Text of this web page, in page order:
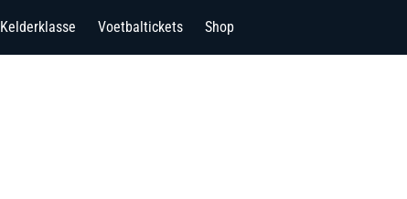
Kelderklasse Voetbaltickets Shop